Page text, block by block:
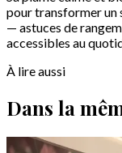
pour transformer un
— astuces de
accessibles au
À lire aussi
Dans la